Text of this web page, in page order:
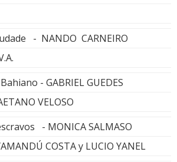
- NANDO CARNEIRO
- GABRIEL GUEDES
VELOSO
- MONICA SALMASO
COSTA y LUCIO YANEL